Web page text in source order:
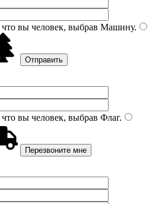
вы человек, выбрав Машину.
вы человек, выбрав Флаг.